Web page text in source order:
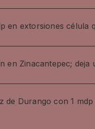
en extorsiones célula
en Zinacantepec; deja
de Durango con 1